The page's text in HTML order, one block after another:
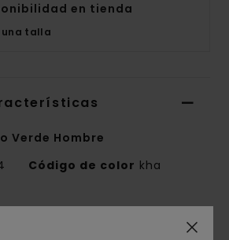
en tienda
una talla
Verde Hombre
Código de color kha